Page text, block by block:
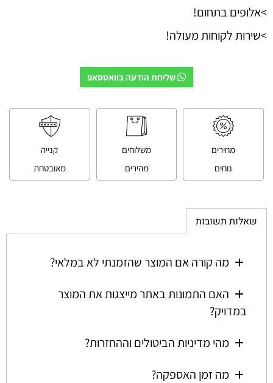
>אלופים בתחום!
>שירות לקוחות מעולה!
שליחת הודעה בוואטסאפ
מחירים
נוחים
משלוחים
מהירים
קנייה
מאובטחת
שאלות תשובות
מה קורה אם המוצר שהזמנתי לא במלאי?
האם התמונות באתר מייצגות את המוצר
במדויק?
מהי מדיניות הביטולים וההחזרות?
מה זמן האספקה?